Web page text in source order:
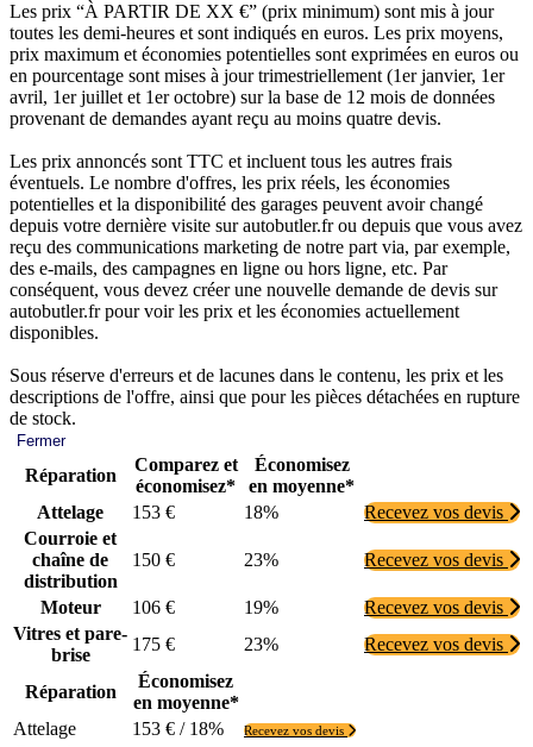
Les prix “À PARTIR DE XX €” (prix minimum) sont mis à jour
toutes les demi-heures et sont indiqués en euros. Les prix moyens,
prix maximum et économies potentielles sont exprimées en euros ou
en pourcentage sont mises à jour trimestriellement (1er janvier, 1er
avril, 1er juillet et 1er octobre) sur la base de 12 mois de données
provenant de demandes ayant reçu au moins quatre devis.
Les prix annoncés sont TTC et incluent tous les autres frais
éventuels. Le nombre d'offres, les prix réels, les économies
potentielles et la disponibilité des garages peuvent avoir changé
depuis votre dernière visite sur autobutler.fr ou depuis que vous avez
reçu des communications marketing de notre part via, par exemple,
des e-mails, des campagnes en ligne ou hors ligne, etc. Par
conséquent, vous devez créer une nouvelle demande de devis sur
autobutler.fr pour voir les prix et les économies actuellement
disponibles.
Sous réserve d'erreurs et de lacunes dans le contenu, les prix et les
descriptions de l'offre, ainsi que pour les pièces détachées en rupture
de stock.
Fermer
Réparation
Comparez et
économisez*
Économisez
en moyenne*
Attelage
153 € 18%
Recevez vos devis
Courroie et
chaîne de
distribution
150 € 23% Recevez vos devis
Moteur 106 € 19%
Recevez vos devis
Vitres et pare-
brise
175 € 23% Recevez vos devis
Réparation
Économisez
en moyenne*
Attelage
153 € / 18% Recevez vos devis